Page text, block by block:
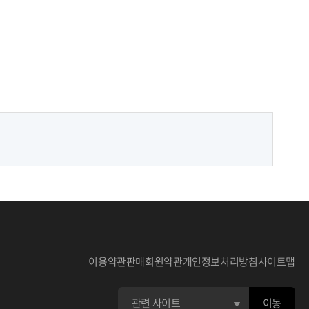
이용약관판매회원약관개인정보처리방침사이트맵
이동